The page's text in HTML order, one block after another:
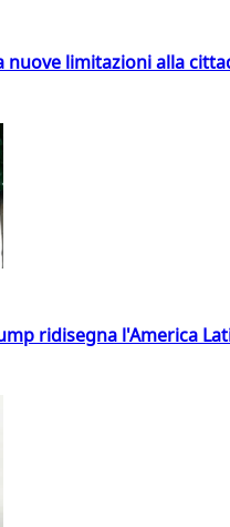
nuove limitazioni alla
ridisegna l'America